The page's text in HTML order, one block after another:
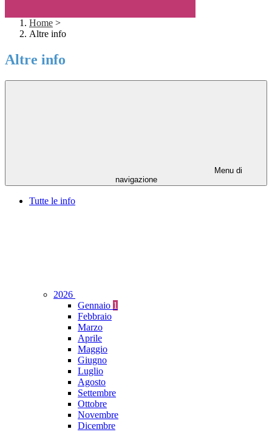
Home >
Altre info
Altre info
Menu di
navigazione
Tutte le info
2026
Gennaio 1
Febbraio
Marzo
Aprile
Maggio
Giugno
Luglio
Agosto
Settembre
Ottobre
Novembre
Dicembre